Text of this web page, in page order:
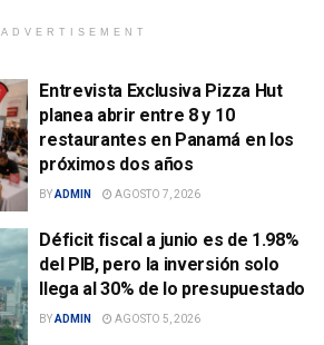
ADVERTISEMENT
Entrevista Exclusiva Pizza Hut
planea abrir entre 8 y 10
restaurantes en Panamá en los
próximos dos años
BYADMIN AGOSTO 7, 2026
Déficit fiscal a junio es de 1.98%
del PIB, pero la inversión solo
llega al 30% de lo presupuestado
BYADMIN AGOSTO 5, 2026